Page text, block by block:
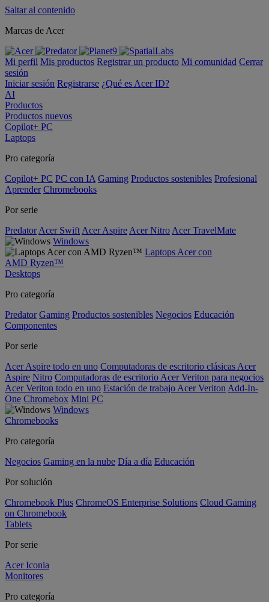
Saltar al contenido
Marcas de Acer
Mi perfil Mis productos Registrar un producto Mi comunidad Cerrar
sesión
Iniciar sesión Registrarse ¿Qué es Acer ID?
AI
Productos
Productos nuevos
Copilot+ PC
Laptops
Pro categoría
Copilot+ PC PC con IA Gaming Productos sostenibles Profesional
Aprender Chromebooks
Por serie
Predator Acer Swift Acer Aspire Acer Nitro Acer TravelMate
Windows
Laptops Acer con
AMD Ryzen™
Desktops
Pro categoría
Predator Gaming Productos sostenibles Negocios Educación
Componentes
Por serie
Acer Aspire todo en uno Computadoras de escritorio clásicas Acer
Aspire Nitro Computadoras de escritorio Acer Veriton para negocios
Acer Veriton todo en uno Estación de trabajo Acer Veriton Add-In-
One Chromebox Mini PC
Windows
Chromebooks
Pro categoría
Negocios Gaming en la nube Día a día Educación
Por solución
Chromebook Plus ChromeOS Enterprise Solutions Cloud Gaming
on Chromebook
Tablets
Por serie
Acer Iconia
Monitores
Pro categoría